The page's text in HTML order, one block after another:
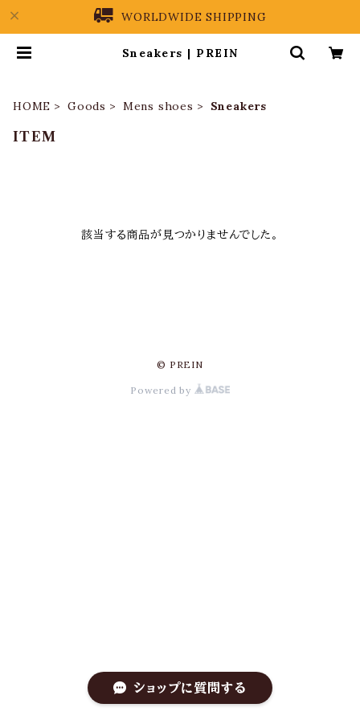
WORLDWIDE SHIPPING
Sneakers | PREIN
HOME Goods Mens shoes Sneakers
ITEM
該当する商品が見つかりませんでした。
© PREIN
Powered by
ショップに質問する